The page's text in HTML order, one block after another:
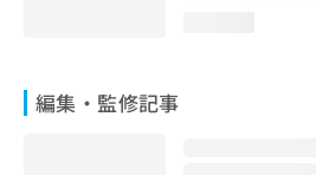
編集・監修記事